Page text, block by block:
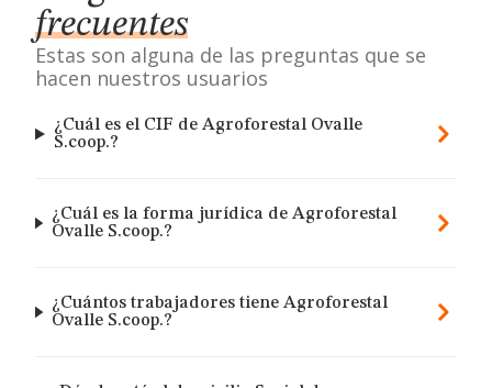
frecuentes
Estas son alguna de las preguntas que se
hacen nuestros usuarios
¿Cuál es el CIF de Agroforestal Ovalle
S.coop.?
¿Cuál es la forma jurídica de Agroforestal
Ovalle S.coop.?
¿Cuántos trabajadores tiene Agroforestal
Ovalle S.coop.?